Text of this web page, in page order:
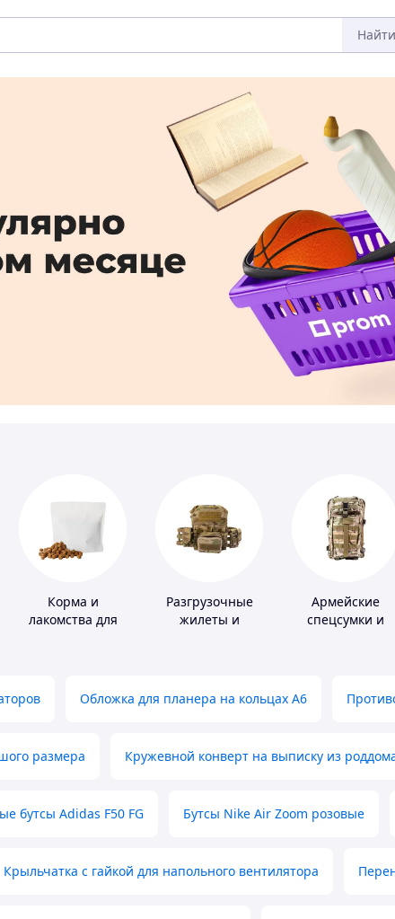
Найти
Корма и
лакомства для
Разгрузочные
жилеты и
Армейские
спецсумки и
Обложка для планера на кольцах А6
размера Кружевной конверт на выписку из
бутсы Adidas F50 FG Бутсы Nike Air Zoom розовые
Крыльчатка с гайкой для напольного вентилятора